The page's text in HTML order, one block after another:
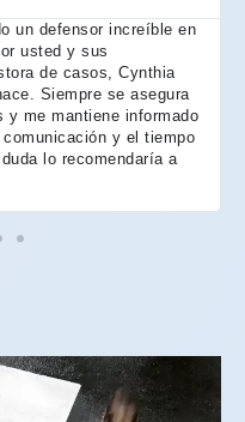
un defensor increíble en
usted y sus
de casos, Cynthia
Siempre se asegura
y me mantiene informado
y el tiempo
lo recomendaría a